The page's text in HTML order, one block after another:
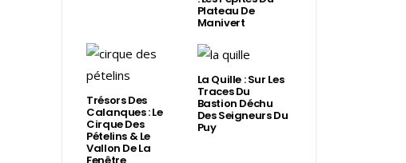
Plateau De
Manivert
Trésors Des
Calanques : Le
Cirque Des
Pételins & Le
Vallon De La
La Quille : Sur Les
Traces Du
Bastion Déchu
Des Seigneurs Du
Puy